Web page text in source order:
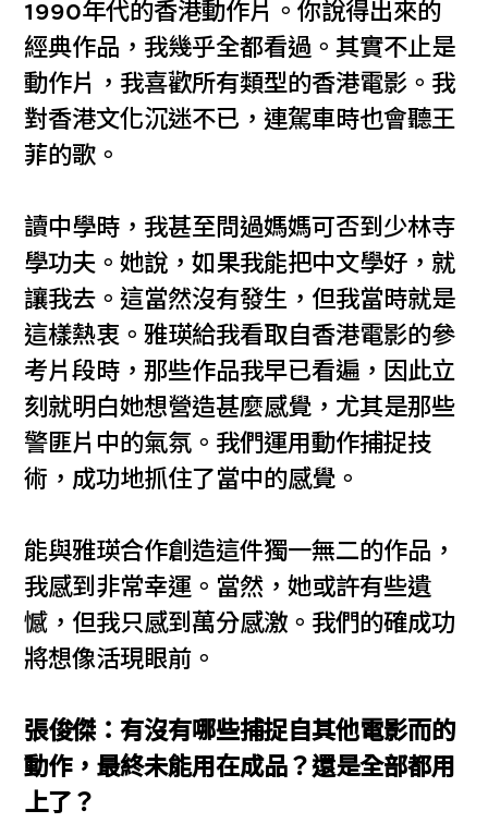
1990年代的香港動作片。你說得出來的
經典作品，我幾乎全都看過。其實不止是
動作片，我喜歡所有類型的香港電影。我
對香港文化沉迷不已，連駕車時也會聽王
菲的歌。
讀中學時，我甚至問過媽媽可否到少林寺
學功夫。她說，如果我能把中文學好，就
讓我去。這當然沒有發生，但我當時就是
這樣熱衷。雅瑛給我看取自香港電影的參
考片段時，那些作品我早已看遍，因此立
刻就明白她想營造甚麼感覺，尤其是那些
警匪片中的氣氛。我們運用動作捕捉技
術，成功地抓住了當中的感覺。
能與雅瑛合作創造這件獨一無二的作品，
我感到非常幸運。當然，她或許有些遺
憾，但我只感到萬分感激。我們的確成功
將想像活現眼前。
張俊傑：有沒有哪些捕捉自其他電影而的
動作，最終未能用在成品？還是全部都用
上了？